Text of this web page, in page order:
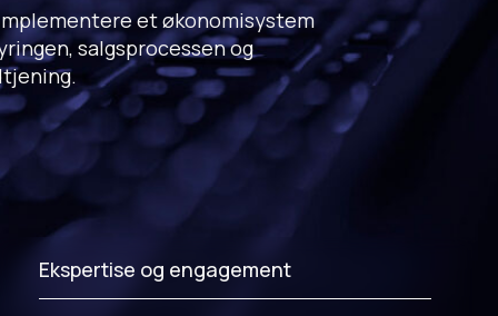
et økonomisystem
salgsprocessen og
Ekspertise og engagement